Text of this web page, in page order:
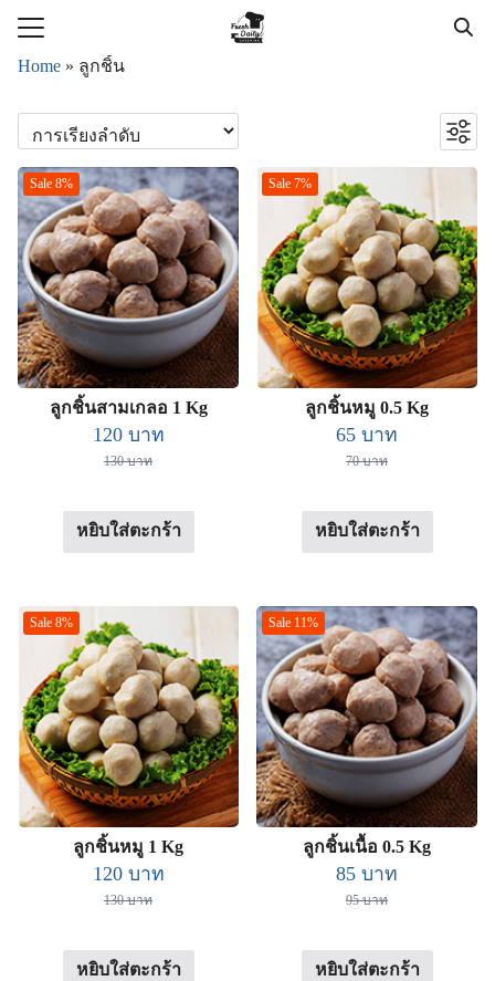
content
ก
ม
เรา
รา
Search
Home » ลูกชิ้น
Sale 8%
ลูกชิ้นสามเกลอ 1 Kg
130บาท
Original
price
130 บาท.
120 บาทCurrent
120 บาท.
หยิบใส่ตะกร้า
Sale 7%
ลูกชิ้นหมู 0.5 Kg
70บาท
Original
price
70 บาท.
65 บาท
65 บาท.
หยิบใส่ตะกร้า
Sale 8%
ลูกชิ้นหมู 1 Kg
130บาท
Original
price
130 บาท.
120 บาทCurrent
120 บาท.
หยิบใส่ตะกร้า
Sale 11%
ลูกชิ้นเนื้อ 0.5 Kg
95บาท
Original
price
95 บาท.
85 บาท
85 บาท.
หยิบใส่ตะกร้า